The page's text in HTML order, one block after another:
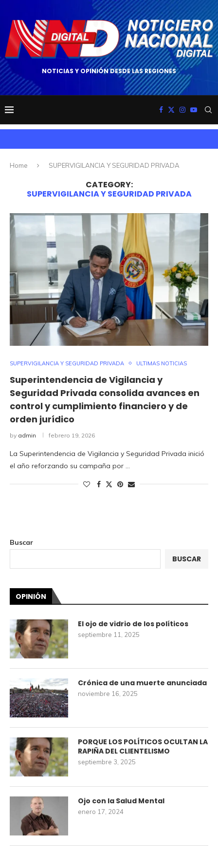
NOTICIAS Y OPINIÓN DESDE LAS REGIONES
Home SUPERVIGILANCIA Y SEGURIDAD PRIVADA
CATEGORY:
SUPERVIGILANCIA Y SEGURIDAD PRIVADA
SUPERVIGILANCIA Y SEGURIDAD PRIVADA ULTIMAS NOTICIAS
Superintendencia de Vigilancia y
Seguridad Privada consolida avances en
control y cumplimiento financiero y de
orden jurídico
by admin febrero 19, 2026
La Superintendencia de Vigilancia y Seguridad Privada inició
el año reforzando su campaña por …
Buscar
BUSCAR
OPINIÓN
El ojo de vidrio de los políticos
septiembre 11, 2025
Crónica de una muerte anunciada
noviembre 16, 2025
PORQUE LOS POLÍTICOS OCULTAN LA
RAPIÑA DEL CLIENTELISMO
septiembre 3, 2025
Ojo con la Salud Mental
enero 17, 2024